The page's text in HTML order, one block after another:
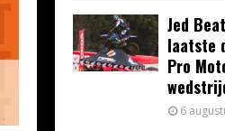
Jed
laatste
Pro
6